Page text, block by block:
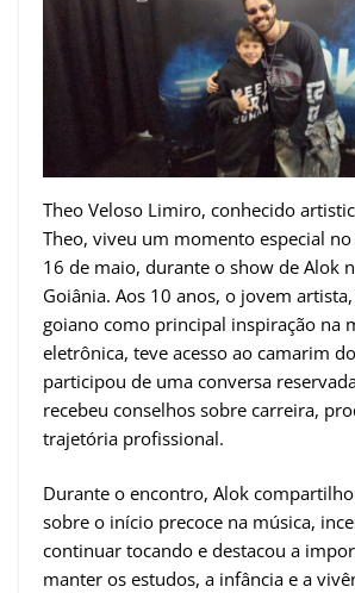
Theo Veloso Limiro, conhecido
Theo, viveu um momento especial
16 de maio, durante o show de Alok
Goiânia. Aos 10 anos, o jovem
goiano como principal inspiração na
eletrônica, teve acesso ao camarim
participou de uma conversa
recebeu conselhos sobre carreira,
trajetória profissional.
Durante o encontro, Alok
sobre o início precoce na música,
continuar tocando e destacou a
manter os estudos, a infância e a